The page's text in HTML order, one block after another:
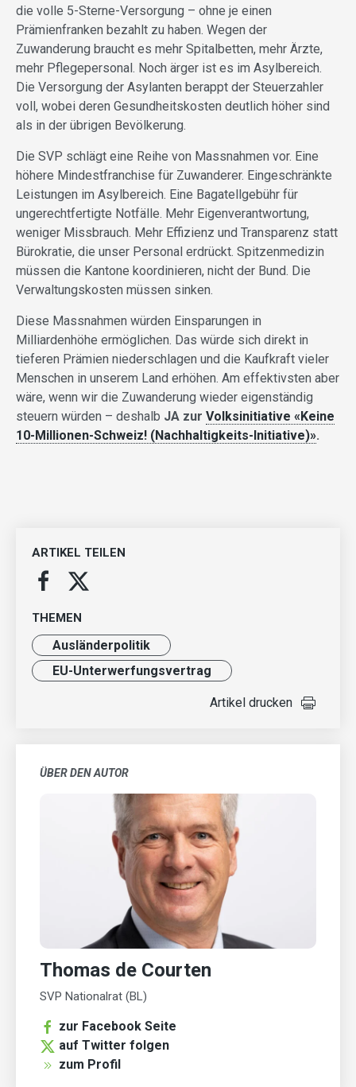
die volle 5-Sterne-Versorgung – ohne je einen
Prämienfranken bezahlt zu haben. Wegen der
Zuwanderung braucht es mehr Spitalbetten, mehr Ärzte,
mehr Pflegepersonal. Noch ärger ist es im Asylbereich.
Die Versorgung der Asylanten berappt der Steuerzahler
voll, wobei deren Gesundheitskosten deutlich höher sind
als in der übrigen Bevölkerung.
Die SVP schlägt eine Reihe von Massnahmen vor. Eine
höhere Mindestfranchise für Zuwanderer. Eingeschränkte
Leistungen im Asylbereich. Eine Bagatellgebühr für
ungerechtfertigte Notfälle. Mehr Eigenverantwortung,
weniger Missbrauch. Mehr Effizienz und Transparenz statt
Bürokratie, die unser Personal erdrückt. Spitzenmedizin
müssen die Kantone koordinieren, nicht der Bund. Die
Verwaltungskosten müssen sinken.
Diese Massnahmen würden Einsparungen in
Milliardenhöhe ermöglichen. Das würde sich direkt in
tieferen Prämien niederschlagen und die Kaufkraft vieler
Menschen in unserem Land erhöhen. Am effektivsten aber
wäre, wenn wir die Zuwanderung wieder eigenständig
steuern würden – deshalb JA zur Volksinitiative «Keine
10-Millionen-Schweiz! (Nachhaltigkeits-Initiative)».
ARTIKEL TEILEN
THEMEN
Ausländer­politik
EU-Unterwerfungsvertrag
Artikel drucken
ÜBER DEN AUTOR
Thomas de Courten
SVP Nationalrat (BL)
zur Facebook Seite
auf Twitter folgen
zum Profil